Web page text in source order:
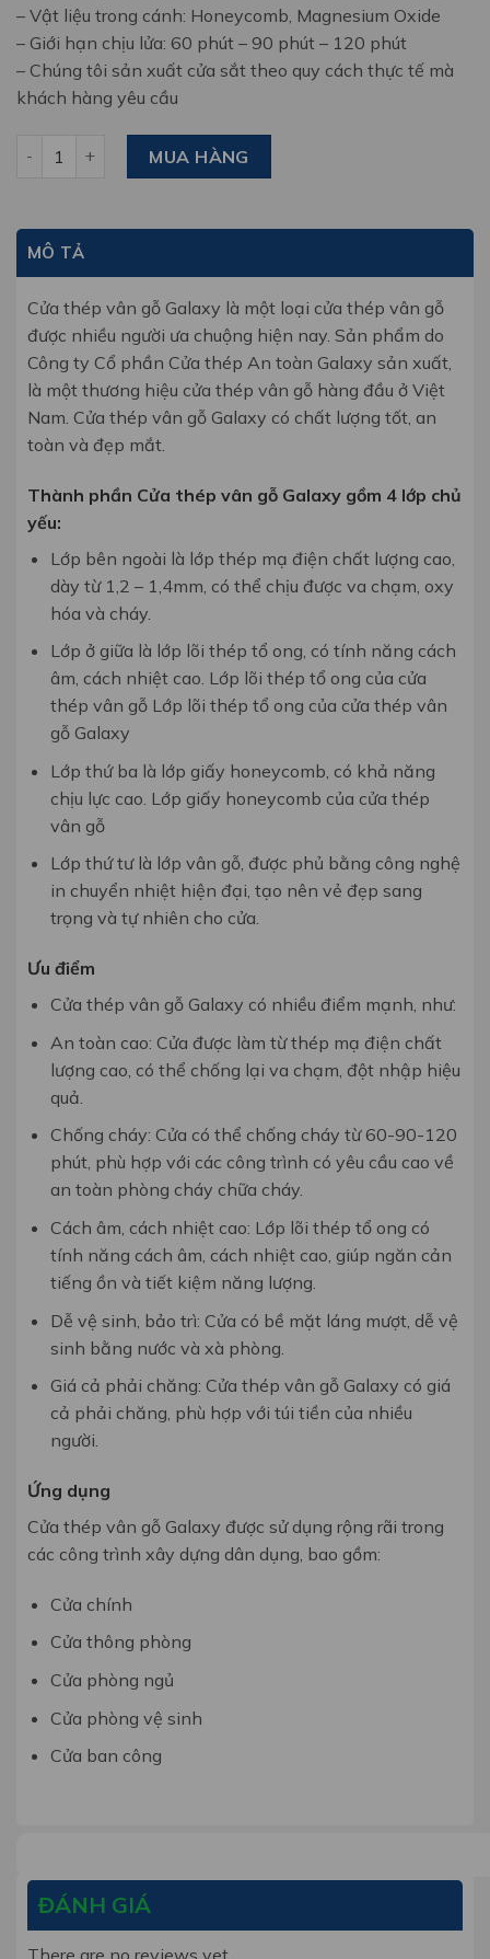
– Vật liệu trong cánh: Honeycomb, Magnesium Oxide
– Giới hạn chịu lửa: 60 phút – 90 phút – 120 phút
– Chúng tôi sản xuất cửa sắt theo quy cách thực tế mà
khách hàng yêu cầu
Cửa thép vân gỗ glx-steel 108a vg12 số lượng
MUA HÀNG
MÔ TẢ
Cửa thép vân gỗ Galaxy là một loại cửa thép vân gỗ
được nhiều người ưa chuộng hiện nay. Sản phẩm do
Công ty Cổ phần Cửa thép An toàn Galaxy sản xuất,
là một thương hiệu cửa thép vân gỗ hàng đầu ở Việt
Nam. Cửa thép vân gỗ Galaxy có chất lượng tốt, an
toàn và đẹp mắt.
Thành phần Cửa thép vân gỗ Galaxy gồm 4 lớp chủ
yếu:
Lớp bên ngoài là lớp thép mạ điện chất lượng cao,
dày từ 1,2 – 1,4mm, có thể chịu được va chạm, oxy
hóa và cháy.
Lớp ở giữa là lớp lõi thép tổ ong, có tính năng cách
âm, cách nhiệt cao. Lớp lõi thép tổ ong của cửa
thép vân gỗ Lớp lõi thép tổ ong của cửa thép vân
gỗ Galaxy
Lớp thứ ba là lớp giấy honeycomb, có khả năng
chịu lực cao. Lớp giấy honeycomb của cửa thép
vân gỗ
Lớp thứ tư là lớp vân gỗ, được phủ bằng công nghệ
in chuyển nhiệt hiện đại, tạo nên vẻ đẹp sang
trọng và tự nhiên cho cửa.
Ưu điểm
Cửa thép vân gỗ Galaxy có nhiều điểm mạnh, như:
An toàn cao: Cửa được làm từ thép mạ điện chất
lượng cao, có thể chống lại va chạm, đột nhập hiệu
quả.
Chống cháy: Cửa có thể chống cháy từ 60-90-120
phút, phù hợp với các công trình có yêu cầu cao về
an toàn phòng cháy chữa cháy.
Cách âm, cách nhiệt cao: Lớp lõi thép tổ ong có
tính năng cách âm, cách nhiệt cao, giúp ngăn cản
tiếng ồn và tiết kiệm năng lượng.
Dễ vệ sinh, bảo trì: Cửa có bề mặt láng mượt, dễ vệ
sinh bằng nước và xà phòng.
Giá cả phải chăng: Cửa thép vân gỗ Galaxy có giá
cả phải chăng, phù hợp với túi tiền của nhiều
người.
Ứng dụng
Cửa thép vân gỗ Galaxy được sử dụng rộng rãi trong
các công trình xây dựng dân dụng, bao gồm:
Cửa chính
Cửa thông phòng
Cửa phòng ngủ
Cửa phòng vệ sinh
Cửa ban công
ĐÁNH GIÁ
There are no reviews yet